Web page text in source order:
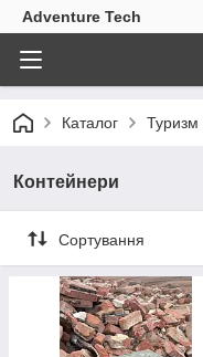
Adventure Tech
Каталог Туризм
Контейнери
Сортування